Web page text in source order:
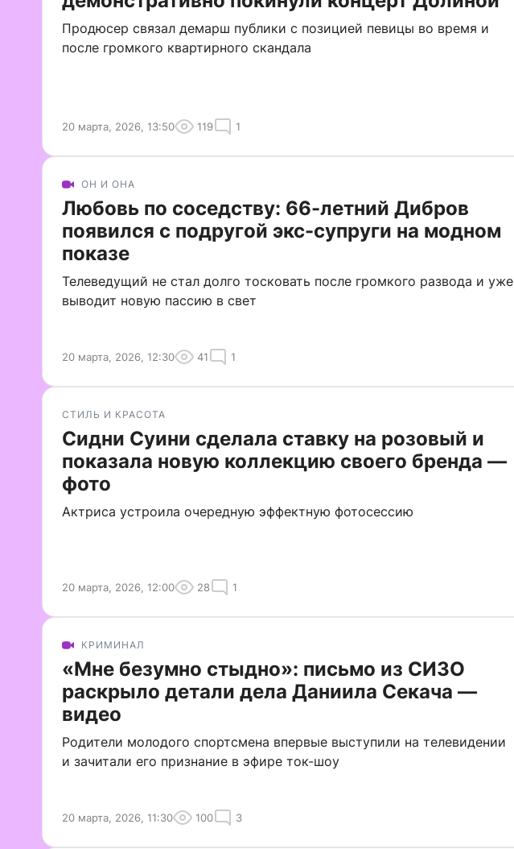
Продюсер связал демарш публики с позицией певицы во время и
после громкого квартирного скандала
20 марта, 2026, 13:50 119 1
ОН И ОНА
Любовь по соседству: 66-летний Дибров
появился с подругой экс-супруги на модном
показе
Телеведущий не стал долго тосковать после громкого развода и уже
выводит новую пассию в свет
20 марта, 2026, 12:30 41 1
СТИЛЬ И КРАСОТА
Сидни Суини сделала ставку на розовый и
показала новую коллекцию своего бренда —
фото
Актриса устроила очередную эффектную фотосессию
20 марта, 2026, 12:00 28 1
КРИМИНАЛ
«Мне безумно стыдно»: письмо из СИЗО
раскрыло детали дела Даниила Секача —
видео
Родители молодого спортсмена впервые выступили на телевидении
и зачитали его признание в эфире ток-шоу
20 марта, 2026, 11:30 100 3